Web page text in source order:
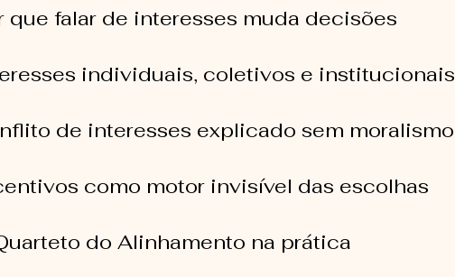
falar de interesses muda decisões
individuais, coletivos e institucionais
de interesses explicado sem moralismo
como motor invisível das escolhas
do Alinhamento na prática